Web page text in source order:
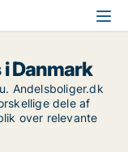
Danmark
Andelsboliger.dk
dele af
over relevante